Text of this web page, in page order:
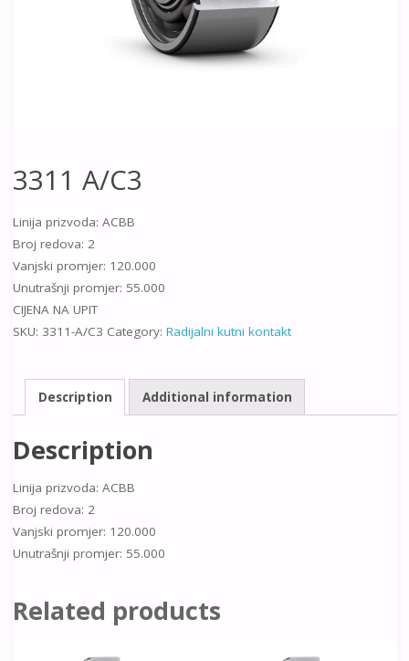
3311 A/C3
Linija prizvoda: ACBB
Broj redova: 2
Vanjski promjer: 120.000
Unutrašnji promjer: 55.000
CIJENA NA UPIT
SKU: 3311-A/C3 Category: Radijalni kutni kontakt
Description Additional information
Description
Linija prizvoda: ACBB
Broj redova: 2
Vanjski promjer: 120.000
Unutrašnji promjer: 55.000
Related products